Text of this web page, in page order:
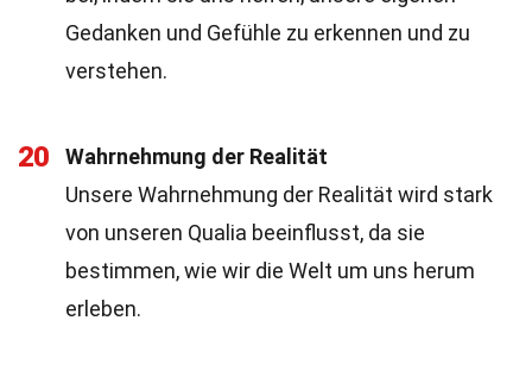
Gedanken und Gefühle zu erkennen und zu
verstehen.
20
Wahrnehmung der Realität
Unsere Wahrnehmung der Realität wird stark
von unseren Qualia beeinflusst, da sie
bestimmen, wie wir die Welt um uns herum
erleben.